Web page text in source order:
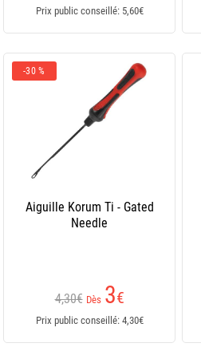
Prix public conseillé: 5,60€
-30 %
Aiguille Korum Ti - Gated
Needle
4,30€ Dès 3€
Prix public conseillé: 4,30€